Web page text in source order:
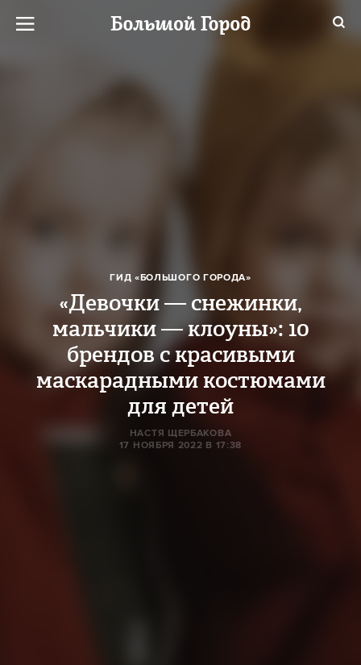
ГИД «БОЛЬШОГО ГОРОДА»
«Девочки — снежинки,
мальчики — клоуны»: 10
брендов с красивыми
маскарадными костюмами
для детей
НАСТЯ ЩЕРБАКОВА
17 НОЯБРЯ 2022 В 17:38